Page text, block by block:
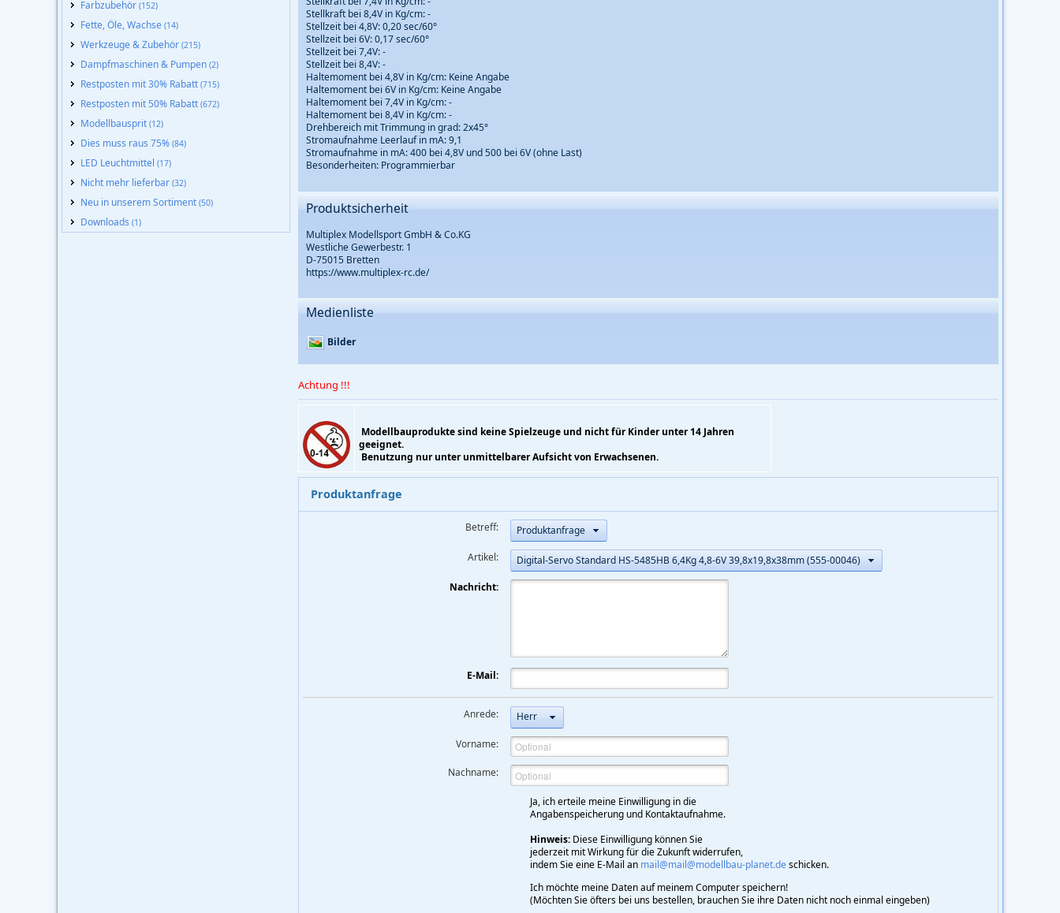
Farbzubehör (152)
Fette, Öle, Wachse (14)
Werkzeuge & Zubehör (215)
Dampfmaschinen & Pumpen (2)
Restposten mit 30% Rabatt (715)
Restposten mit 50% Rabatt (672)
Modellbausprit (12)
Dies muss raus 75% (84)
LED Leuchtmittel (17)
Nicht mehr lieferbar (32)
Neu in unserem Sortiment (50)
Downloads (1)
Stellkraft bei 8,4V in Kg/cm: -
Stellzeit bei 4,8V: 0,20 sec/60°
Stellzeit bei 6V: 0,17 sec/60°
Stellzeit bei 7,4V: -
Stellzeit bei 8,4V: -
Haltemoment bei 4,8V in Kg/cm: Keine Angabe
Haltemoment bei 6V in Kg/cm: Keine Angabe
Haltemoment bei 7,4V in Kg/cm: -
Haltemoment bei 8,4V in Kg/cm: -
Drehbereich mit Trimmung in grad: 2x45°
Stromaufnahme Leerlauf in mA: 9,1
Stromaufnahme in mA: 400 bei 4,8V und 500 bei 6V (ohne Last)
Besonderheiten: Programmierbar
Produktsicherheit
Multiplex Modellsport GmbH & Co.KG
Westliche Gewerbestr. 1
D-75015 Bretten
https://www.multiplex-rc.de/
Medienliste
Bilder
Achtung !!!
Modellbauprodukte sind keine Spielzeuge und nicht für Kinder unter 14 Jahren
geeignet.
Benutzung nur unter unmittelbarer Aufsicht von Erwachsenen.
Produktanfrage
Betreff: Produktanfrage
Artikel: Digital-Servo Standard HS-5485HB 6,4Kg 4,8-6V 39,8x19,8x38mm (555-00046)
Nachricht:
E-Mail:
Anrede: Herr
Vorname:
Nachname:
Ja, ich erteile meine Einwilligung in die
Angabenspeicherung und Kontaktaufnahme.
Hinweis: Diese Einwilligung können Sie
jederzeit mit Wirkung für die Zukunft widerrufen,
indem Sie eine E-Mail an mail@mail@modellbau-planet.deschicken.
Ich möchte meine Daten auf meinem Computer speichern!
(Möchten Sie öfters bei uns bestellen, brauchen Sie ihre Daten nicht noch einmal eingeben)